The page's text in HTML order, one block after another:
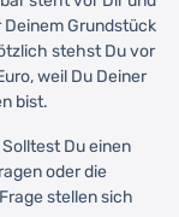
Grundstück
stehst Du vor
weil Du Deiner
bist.
Du einen
oder die
stellen sich